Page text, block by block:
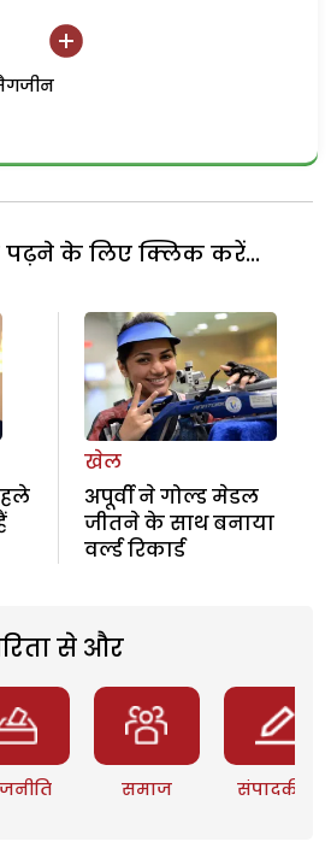
पढ़ने के लिए क्लिक करें...
खेल
अपूर्वी ने गोल्ड मेडल
जीतने के साथ बनाया
वर्ल्ड रिकार्ड
से और
समाज संपादकीय